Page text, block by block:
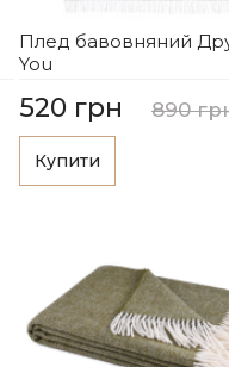
Плед бавовняний
You
520 грн 890
Купити